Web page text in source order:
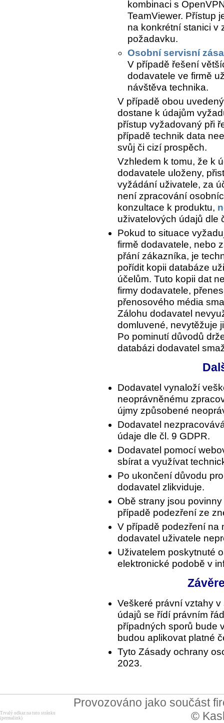
kombinaci s
TeamViewer. Přístup
na konkrétní stanici v
požadavku.
Osobní servisní
V případě řešení
dodavatele ve firmě
návštěva technika.
V případě obou
dostane k údajům
přístup vyžadovaný při
případě technik data
svůj či cizí prospěch.
Vzhledem k tomu, že k
dodavatele uloženy,
vyžádání uživatele, za
není zpracování
konzultace k produktu,
uživatelových údajů dle
Pokud to situace
firmě dodavatele, nebo
přání zákazníka, je
pořídit kopii databáze
účelům. Tuto kopii dat
firmy dodavatele,
přenosového média
Zálohu dodavatel
domluvené, nevytěžuje
Po pominutí důvodů
databázi dodavatel
Dodavatel vynaloží
neoprávněnému
újmy způsobené
Dodavatel
údaje dle čl. 9 GDPR.
Dodavatel pomocí
sbírat a využívat
Po ukončení důvodu
dodavatel zlikviduje.
Obě strany jsou
případě podezření ze
V případě podezření na
dodavatel uživatele
Uživatelem poskytnuté
elektronické podobě v
Veškeré právní vztahy
údajů se řídí právním
případných sporů bude
budou aplikovat platné
Tyto Zásady ochrany
2023.
Provozováno jako součást
©
Trvalý odkaz na tuto stránku
(permalink)